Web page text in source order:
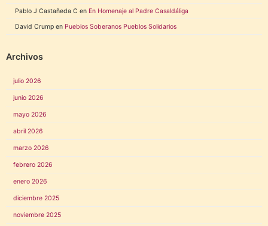
Pablo J Castañeda C en En Homenaje al Padre Casaldáliga
David Crump en Pueblos Soberanos Pueblos Solidarios
Archivos
julio 2026
junio 2026
mayo 2026
abril 2026
marzo 2026
febrero 2026
enero 2026
diciembre 2025
noviembre 2025